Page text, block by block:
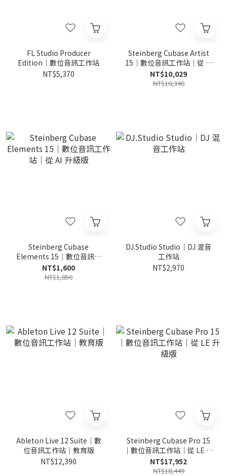
FL Studio Producer
Edition｜數位音訊工作站
NT$5,370
Steinberg Cubase Artist
15｜數位音訊工作站｜從 AI
升級版
NT$10,029
NT$10,340
Steinberg Cubase
Elements 15｜數位音訊工
作站｜從 AI 升級版
NT$1,600
NT$1,850
DJ.Studio Studio｜DJ 混音
工作站
NT$2,970
Ableton Live 12 Suite｜數
位音訊工作站｜教育版
NT$12,390
Steinberg Cubase Pro 15
｜數位音訊工作站｜從 LE 升
級版
NT$17,952
NT$18,449